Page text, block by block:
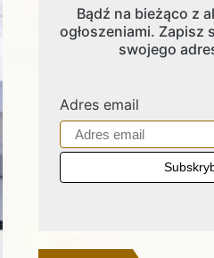
Bądź na bieżąco z
ogłoszeniami. Zapisz
swojego
Adres email